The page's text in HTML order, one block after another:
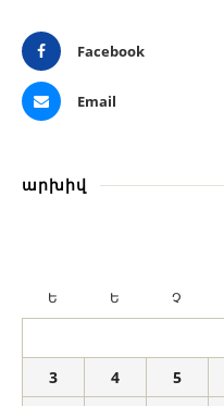
Facebook
Email
արխիվ
Ե Ե Չ
3
4 5